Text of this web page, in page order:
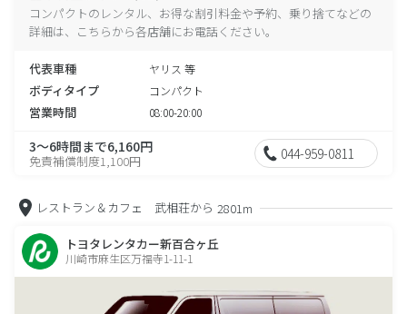
コンパクトのレンタル、お得な割引料金や予約、乗り捨てなどの
詳細は、こちらから各店舗にお電話ください。
代表車種 ヤリス 等
ボディタイプ コンパクト
営業時間 08:00-20:00
3～6時間まで6,160円
免責補償制度1,100円 044-959-0811
レストラン＆カフェ 武相荘から 2801m
トヨタレンタカー新百合ヶ丘
川崎市麻生区万福寺1-11-1